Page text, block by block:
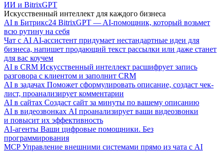
ИИ и BitrixGPT
Искусственный интеллект для каждого бизнеса
AI в Битрикс24 BitrixGPT — AI-помощник, который возьмет
всю рутину на себя
Чат с AI AI-ассистент придумает нестандартные идеи для
бизнеса, напишет продающий текст рассылки или даже станет
для вас коучем
AI в CRM Искусственный интеллект расшифрует запись
разговора с клиентом и заполнит CRM
AI в задачах Поможет сформулировать описание, создаст чек-
лист, проанализирует комментарии
AI в сайтах Создаст сайт за минуты по вашему описанию
AI в видеозвонках AI проанализирует ваши видеозвонки
и повысит их эффективность
AI-агенты Ваши цифровые помощники. Без
программирования
MCP Управление внешними системами прямо из чата с AI